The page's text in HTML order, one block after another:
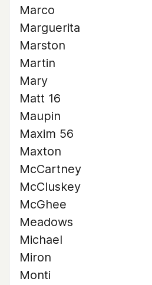
Marco
Marguerita
Marston
Martin
Mary
Matt 16
Maupin
Maxim 56
Maxton
McCartney
McCluskey
McGhee
Meadows
Michael
Miron
Monti